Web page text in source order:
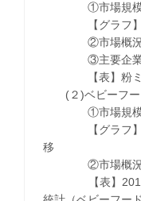
①市場規模
【グラフ】/【
②市場概
③主要企業
【表】粉ミル
(２)ベビーフー
①市場規模
【グラフ】/【
移
②市場概
【表】2016年